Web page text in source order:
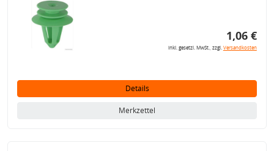
1,06 €
inkl. gesetzl. MwSt., zzgl.Versandkosten
Details
Merkzettel